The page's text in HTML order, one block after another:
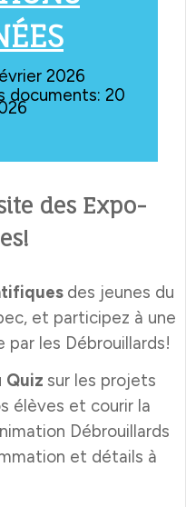
2026
documents: 20
des Expo-
des jeunes du
et participez à une
les Débrouillards!
Quiz sur les projets
élèves et courir la
Débrouillards
et détails à